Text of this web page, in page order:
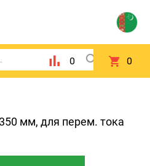
0 0
мм, для перем. тока